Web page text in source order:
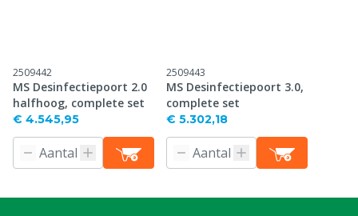
2509442
MS Desinfectiepoort 2.0
halfhoog, complete set
€ 4.545,95
2509443
MS Desinfectiepoort 3.0,
complete set
€ 5.302,18